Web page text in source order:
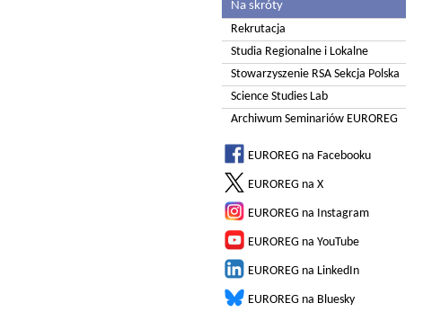
Na skróty
Rekrutacja
Studia Regionalne i Lokalne
Stowarzyszenie RSA Sekcja Polska
Science Studies Lab
Archiwum Seminariów EUROREG
EUROREG na Facebooku
EUROREG na X
EUROREG na Instagram
EUROREG na YouTube
EUROREG na LinkedIn
EUROREG na Bluesky